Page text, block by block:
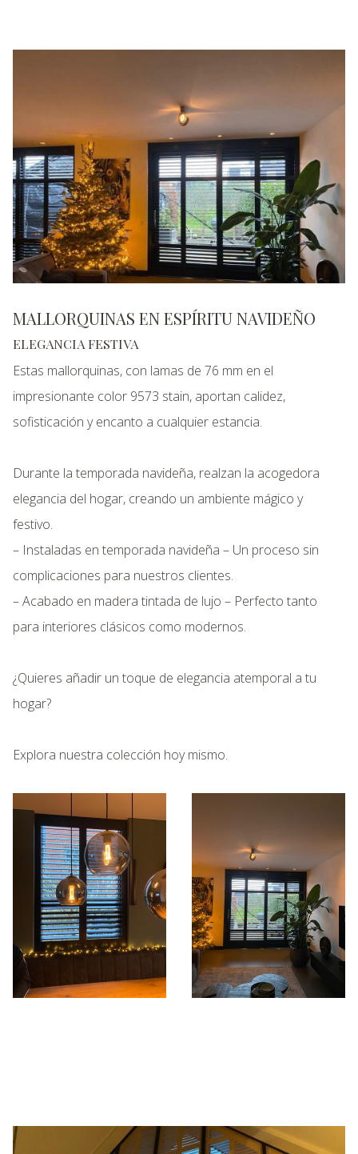
MALLORQUINAS EN ESPÍRITU NAVIDEÑO
ELEGANCIA FESTIVA
Estas mallorquinas, con lamas de 76 mm en el
impresionante color 9573 stain, aportan calidez,
sofisticación y encanto a cualquier estancia.
Durante la temporada navideña, realzan la acogedora
elegancia del hogar, creando un ambiente mágico y
festivo.
– Instaladas en temporada navideña – Un proceso sin
complicaciones para nuestros clientes.
– Acabado en madera tintada de lujo – Perfecto tanto
para interiores clásicos como modernos.
¿Quieres añadir un toque de elegancia atemporal a tu
hogar?
Explora nuestra colección hoy mismo.